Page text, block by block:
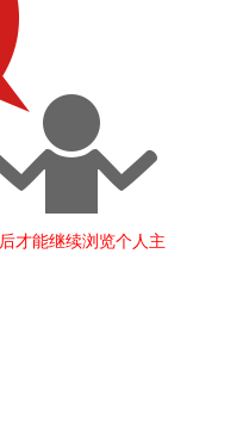
后才能继续浏览个人主